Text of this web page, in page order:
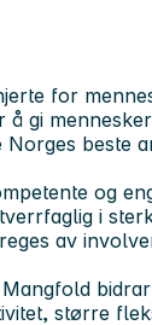
for
å gi
beste
og
i
av
større